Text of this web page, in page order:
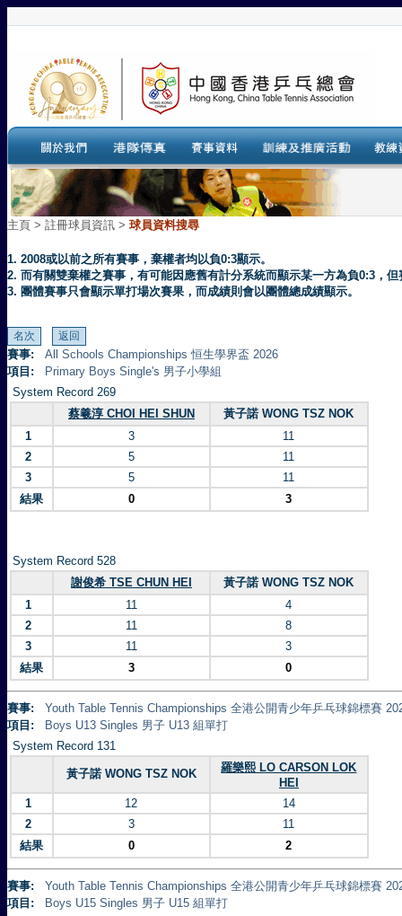
主頁 > 註冊球員資訊 > 球員資料搜尋
1. 2008或以前之所有賽事，棄權者均以負0:3顯示。
2. 而有關雙棄權之賽事，有可能因應舊有計分系統而顯示某一方為負0:3，
3. 團體賽事只會顯示單打場次賽果，而成績則會以團體總成績顯示。
賽事:
All Schools Championships 恒生學界盃 2026
項目:
Primary Boys Single's 男子小學組
System Record 269
蔡羲淳 CHOI HEI SHUN
黃子諾 WONG TSZ NOK
1
3
11
2
5
11
3
5
11
結果
0 3
System Record 528
謝俊希 TSE CHUN HEI
黃子諾 WONG TSZ NOK
1
11
4
2
11
8
3
11
3
結果
3 0
賽事:
Youth Table Tennis Championships 全港公開青少年乒乓球錦標賽
項目:
Boys U13 Singles 男子 U13 組單打
System Record 131
黃子諾 WONG TSZ NOK
羅樂熙 LO CARSON LOK
HEI
1
12
14
2
3
11
結果
0 2
賽事:
Youth Table Tennis Championships 全港公開青少年乒乓球錦標賽
項目:
Boys U15 Singles 男子 U15 組單打